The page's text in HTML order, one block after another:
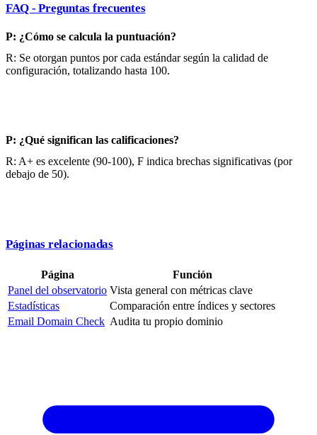
FAQ - Preguntas frecuentes
P: ¿Cómo se calcula la puntuación?
R: Se otorgan puntos por cada estándar según la calidad de
configuración, totalizando hasta 100.
P: ¿Qué significan las calificaciones?
R: A+ es excelente (90-100), F indica brechas significativas (por
debajo de 50).
Páginas relacionadas
Página
Función
Panel del observatorio Vista general con métricas clave
Estadísticas
Comparación entre índices y sectores
Email Domain Check Audita tu propio dominio